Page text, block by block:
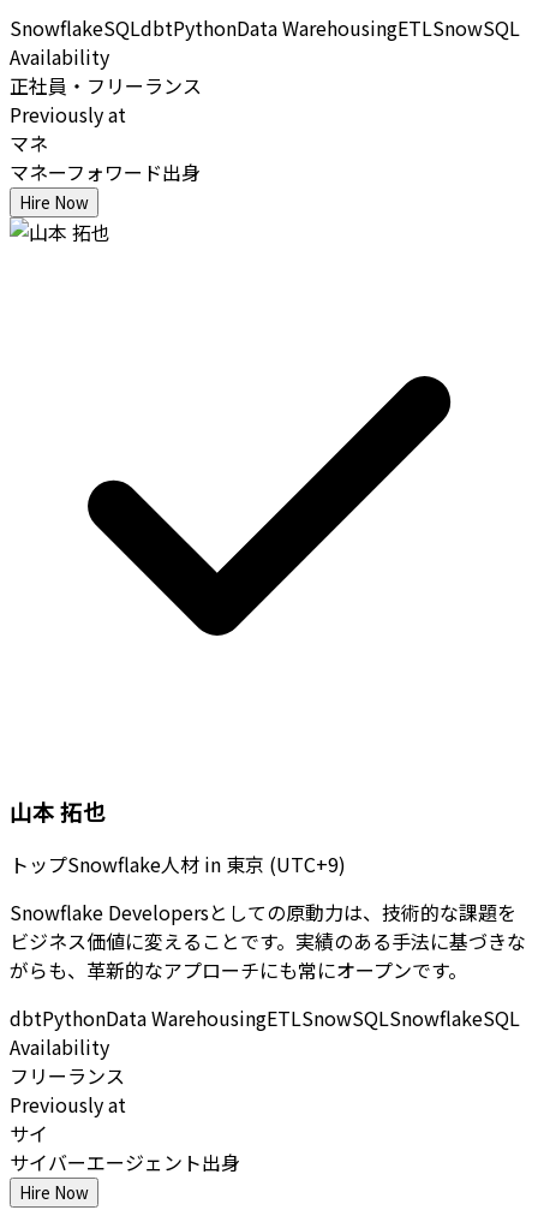
SnowflakeSQLdbtPythonData WarehousingETLSnowSQL
Availability
正社員・フリーランス
Previously at
マネ
マネーフォワード出身
Hire Now
山本 拓也
トップSnowflake人材 in 東京 (UTC+9)
Snowflake Developersとしての原動力は、技術的な課題を
ビジネス価値に変えることです。実績のある手法に基づきな
がらも、革新的なアプローチにも常にオープンです。
dbtPythonData WarehousingETLSnowSQLSnowflakeSQL
Availability
フリーランス
Previously at
サイ
サイバーエージェント出身
Hire Now